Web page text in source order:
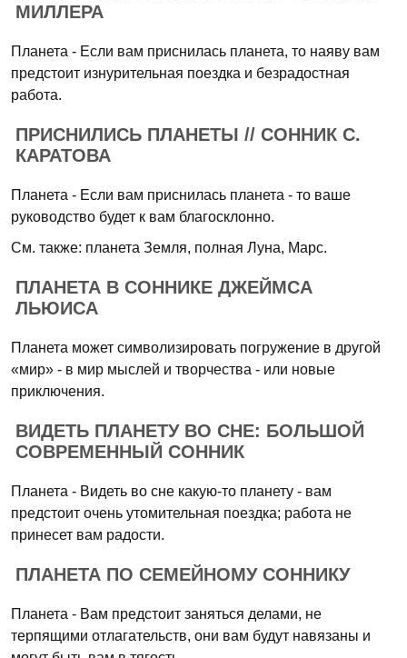
МИЛЛЕРА
Планета - Если вам приснилась планета, то наяву вам
предстоит изнурительная поездка и безрадостная
работа.
ПРИСНИЛИСЬ ПЛАНЕТЫ // СОННИК С.
КАРАТОВА
Планета - Если вам приснилась планета - то ваше
руководство будет к вам благосклонно.
См. также: планета Земля, полная Луна, Марс.
ПЛАНЕТА В СОННИКЕ ДЖЕЙМСА
ЛЬЮИСА
Планета может символизировать погружение в другой
«мир» - в мир мыслей и творчества - или новые
приключения.
ВИДЕТЬ ПЛАНЕТУ ВО СНЕ: БОЛЬШОЙ
СОВРЕМЕННЫЙ СОННИК
Планета - Видеть во сне какую-то планету - вам
предстоит очень утомительная поездка; работа не
принесет вам радости.
ПЛАНЕТА ПО СЕМЕЙНОМУ СОННИКУ
Планета - Вам предстоит заняться делами, не
терпящими отлагательств, они вам будут навязаны и